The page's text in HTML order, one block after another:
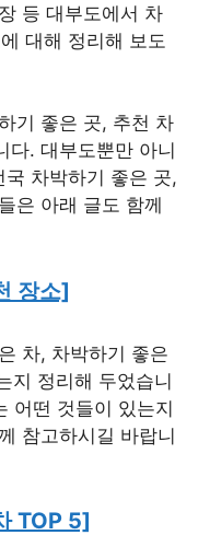
등 대부도에서 차
대해 정리해 보도
기 좋은 곳, 추천 차
다. 대부도뿐만 아니
차박하기 좋은 곳,
은 아래 글도 함께
장소]
차, 차박하기 좋은
지 정리해 두었습니
어떤 것들이 있는지
참고하시길 바랍니
TOP 5]